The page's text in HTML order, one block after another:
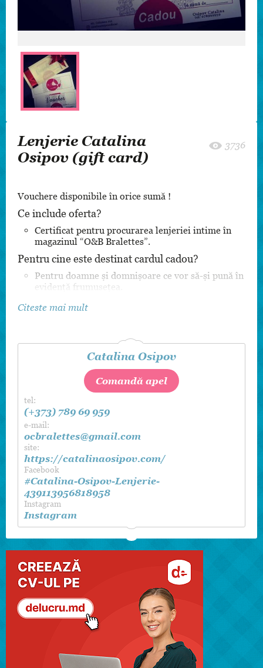
Lenjerie Catalina
Osipov (gift card)
3736
Vouchere disponibile în orice sumă !
Ce include oferta?
Certificat pentru procurarea lenjeriei intime în
magazinul “O&B Bralettes”.
Pentru cine este destinat cardul cadou?
Pentru doamne și domnișoare ce vor să-și pună în
evidență frumusețea.
Citeste mai mult
Catalina Osipov
Comandă apel
tel:
(+373) 789 69 959
e-mail:
ocbralettes@gmail.com
site:
https://catalinaosipov.com/
Facebook
#Catalina-Osipov-Lenjerie-
439113956818958
Instagram
Instagram